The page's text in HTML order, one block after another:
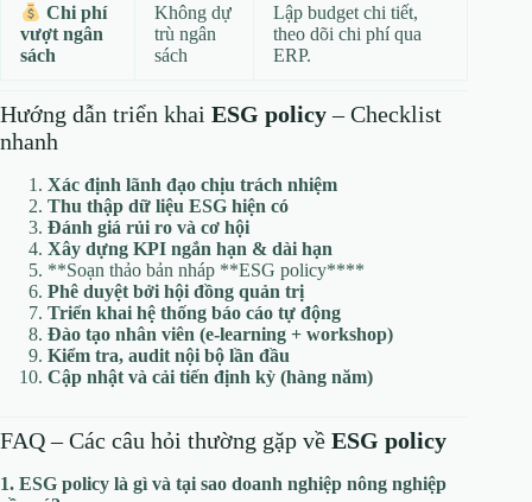
Chi phí
vượt ngân
sách
Không dự
trù ngân
sách
Lập budget chi tiết,
theo dõi chi phí qua
ERP.
Hướng dẫn triển khai ESG policy– Checklist
nhanh
Xác định lãnh đạo chịu trách nhiệm
Thu thập dữ liệu ESG hiện có
Đánh giá rủi ro và cơ hội
Xây dựng KPI ngắn hạn & dài hạn
**Soạn thảo bản nháp **ESG policy****
Phê duyệt bởi hội đồng quản trị
Triển khai hệ thống báo cáo tự động
Đào tạo nhân viên (e‑learning + workshop)
Kiểm tra, audit nội bộ lần đầu
Cập nhật và cải tiến định kỳ (hàng năm)
FAQ – Các câu hỏi thường gặp về ESG policy
1. ESG policy là gì và tại sao doanh nghiệp nông nghiệp